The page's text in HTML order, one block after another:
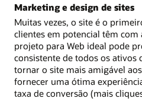
Marketing e design de sites
Muitas vezes, o site é o
clientes em potencial têm com
projeto para Web ideal pode
consistente de todos os ativos
tornar o site mais amigável
fornecer uma ótima
taxa de conversão (mais